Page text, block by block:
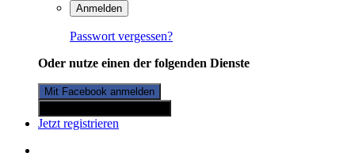
Anmelden
Passwort vergessen?
Oder nutze einen der folgenden Dienste
Mit Facebook anmelden
Jetzt registrieren